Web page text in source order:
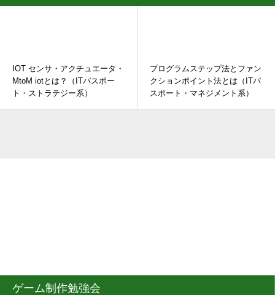
IOT センサ・アクチュエータ・
MtoM iotとは？（ITパスポー
ト・ストラテジー系）
プログラムステップ法とファン
クションポイント法とは（ITパ
スポート・マネジメント系）
ゲーム制作勉強会